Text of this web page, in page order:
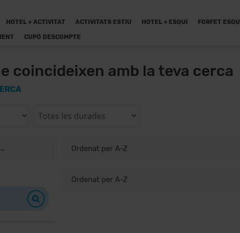
HOTEL + ACTIVITAT ACTIVITATS ESTIU HOTEL + ESQUI FORFET ESQUI
CUPÓ DESCOMPTE
coincideixen amb la teva cerca